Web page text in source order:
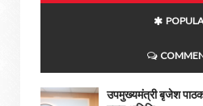
उपमुख्यमंत्री बृजेश